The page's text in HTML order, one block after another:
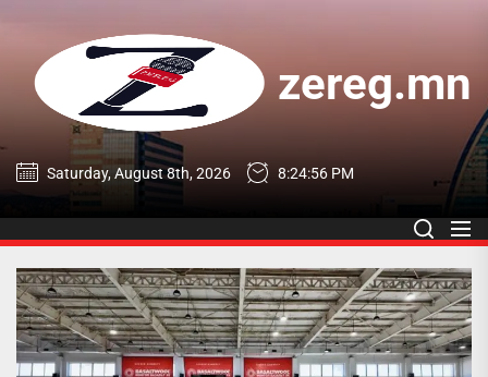
content
zereg.mn
zereg.mn
Saturday, August 8th, 2026 8:24:56 PM